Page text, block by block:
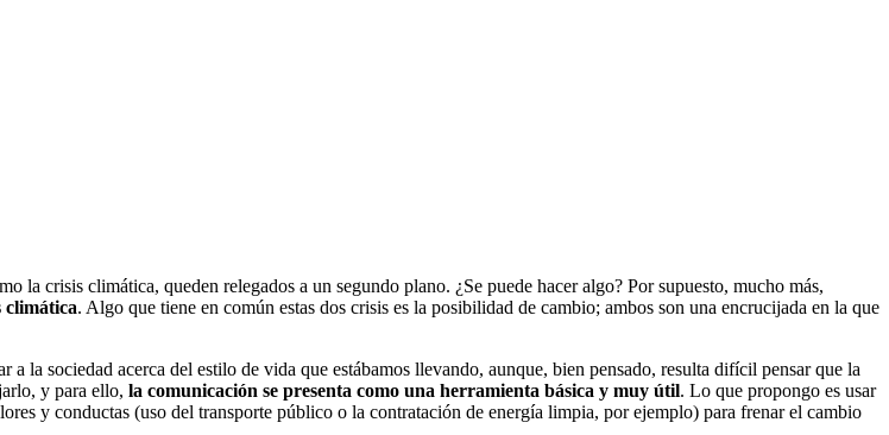
la crisis climática, queden relegados a un segundo plano. ¿Se puede hacer algo? Por supuesto, mucho más,
climática. Algo que tiene en común estas dos crisis es la posibilidad de cambio; ambos son una encrucijada en la que
la sociedad acerca del estilo de vida que estábamos llevando, aunque, bien pensado, resulta difícil pensar que la
y para ello, la comunicación se presenta como una herramienta básica y muy útil. Lo que propongo es usar
y conductas (uso del transporte público o la contratación de energía limpia, por ejemplo) para frenar el cambio